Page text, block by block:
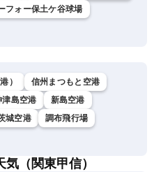
フォー保土ケ谷球場
）
信州まつもと空港
津島空港
新島空港
城空港
調布飛行場
（関東甲信）